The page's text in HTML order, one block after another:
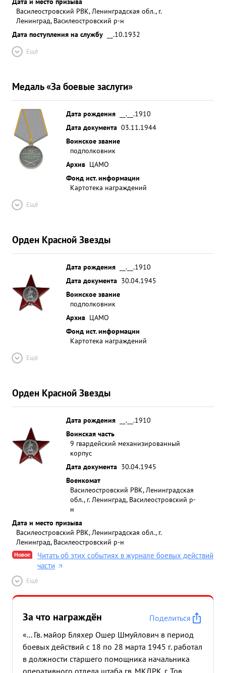
Василеостровский РВК, Ленинградская обл., г.
Ленинград, Василеостровский р-н
Дата поступления на службу
__.10.1932
Ещё
Медаль «За боевые заслуги»
Дата рождения
__.__.1910
Дата документа 03.11.1944
Воинское звание
подполковник
Архив ЦАМО
Фонд ист. информации
Картотека награждений
Ещё
Орден Красной Звезды
Дата рождения
__.__.1910
Дата документа 30.04.1945
Воинское звание
подполковник
Архив ЦАМО
Фонд ист. информации
Картотека награждений
Ещё
Орден Красной Звезды
Дата рождения
__.__.1910
Воинская часть
9 гвардейский механизированный
корпус
Дата документа 30.04.1945
Военкомат
Василеостровский РВК, Ленинградская
обл., г. Ленинград, Василеостровский р-
н
Дата и место призыва
Василеостровский РВК, Ленинградская обл., г.
Ленинград, Василеостровский р-н
Новое
Читать об этих событиях в журнале боевых действий
части
Ещё
За что награждён
Поделиться
«... Гв. майор Бляхер Ошер Шмуйлович в период
боевых действий с 18 по 28 марта 1945 г. работал
в должности старшего помощника начальника
оперативного отдела штаба гв. МКДРК. г. Тов.